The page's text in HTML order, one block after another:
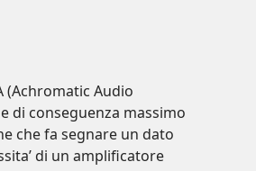
(Achromatic Audio
di conseguenza massimo
che fa segnare un dato
di un amplificatore